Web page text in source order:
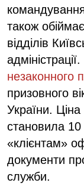
також
відділів
незаконного
призовного
України.
становила 10
«клієнтам»
документи
служби.